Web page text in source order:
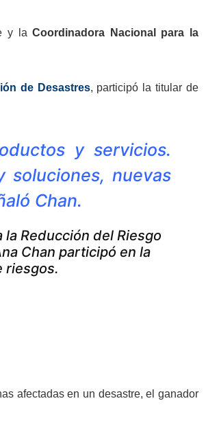
y laCoordinadora Nacional para la
de Desastres, participó la titular de
y servicios.
soluciones, nuevas
Chan.
Reducción del Riesgo
Chan participó en la
riesgos.
afectadas en un desastre, el ganador